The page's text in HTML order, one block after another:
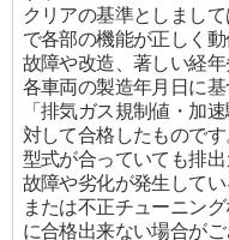
クリアの基準としまし
で各部の機能が正しく動
故障や改造、著しい経年
各車両の製造年月日に基
「排気ガス規制値・加
対して合格したものです
型式が合っていても排
故障や劣化が発生してい
または不正チューニン
に合格出来ない場合がご